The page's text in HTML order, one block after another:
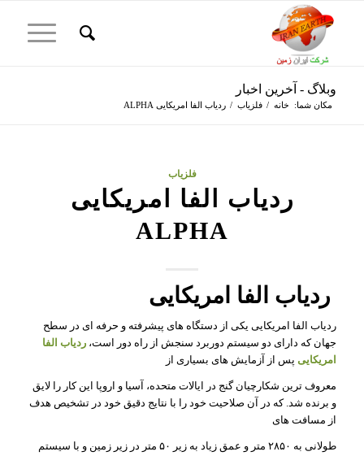
وبلاگ - آخرین اخبار
مکان شما: خانه / فلزیاب / ردیاب الفا امریکایی ALPHA
فلزیاب
ردیاب الفا امریکایی
ALPHA
ردیاب الفا امریکایی
ردیاب الفا امریکایی یکی از دستگاه های پیشرفته و حرفه ای در سطح
جهان که دارای دو سیستم دوربرد سنجش از راه دور است، ردیاب الفا
امریکاییپس از آزمایش های بسیاری از
معروف ترین شکارچیان گنج در ایالات متحده، آسیا و اروپا این کار را لایق
و برنده شد. که در آن صلاحیت خود را با نتایج دقیق خود در تشخیص هدف
از مسافت های
طولانی به ۲۸۵۰ متر و عمق زیاد به زیر ۵۰ متر در زیر زمین و با سیستم